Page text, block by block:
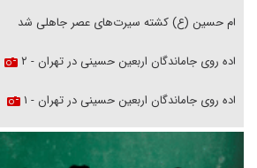
امام حسین (ع) کشته سیرت‌های عصر جاهلی شد
پیاده روی جاماندگان اربعین حسینی در تهران - ۲
پیاده روی جاماندگان اربعین حسینی در تهران - ۱
فریاد‌ها و ناله‌های دوستان مبارزدلم را آتش می‌زد